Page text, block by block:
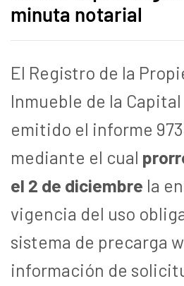
minuta notarial
El Registro de la
Inmueble de la
emitido el informe
mediante el cual
el 2 de diciembre la
vigencia del uso
sistema de precarga
información de